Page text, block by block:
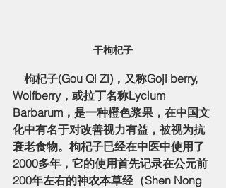
干枸杞子
Wolfberry，或拉丁名称Lycium
Barbarum，是一种橙色浆果，在中国文
化中有名于对改善视力有益，被视为抗
衰老食物。枸杞子已经在中医中使用了
2000多年，它的使用首先记录在公元前
200年左右的神农本草经（Shen Nong